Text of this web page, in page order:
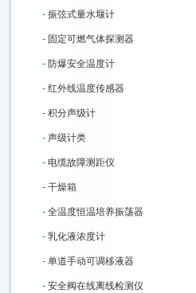
- 振弦式量水堰计
- 固定可燃气体探测器
- 防爆安全温度计
- 红外线温度传感器
- 积分声级计
- 声级计类
- 电缆故障测距仪
- 干燥箱
- 全温度恒温培养振荡器
- 乳化液浓度计
- 单道手动可调移液器
- 安全阀在线离线检测仪